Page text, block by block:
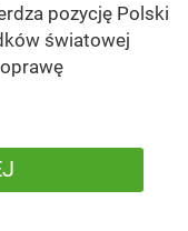
pozycję Polski
światowej